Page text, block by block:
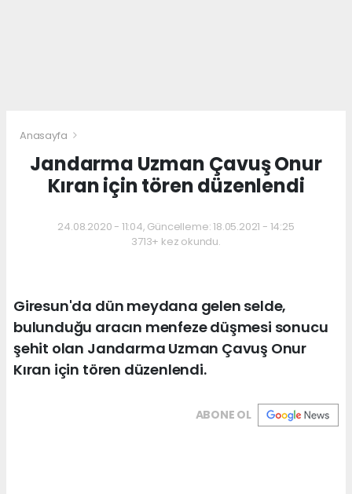
Anasayfa
Jandarma Uzman Çavuş Onur
Kıran için tören düzenlendi
24.08.2020 - 11:04, Güncelleme: 18.05.2021 - 14:25
3713+ kez okundu.
Giresun'da dün meydana gelen selde,
bulunduğu aracın menfeze düşmesi sonucu
şehit olan Jandarma Uzman Çavuş Onur
Kıran için tören düzenlendi.
ABONE OL